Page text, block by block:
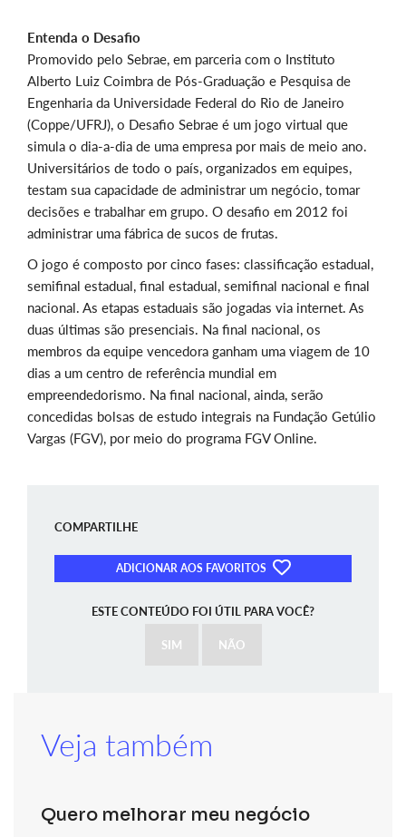
Entenda o Desafio
Promovido pelo Sebrae, em parceria com o Instituto
Alberto Luiz Coimbra de Pós-Graduação e Pesquisa de
Engenharia da Universidade Federal do Rio de Janeiro
(Coppe/UFRJ), o Desafio Sebrae é um jogo virtual que
simula o dia-a-dia de uma empresa por mais de meio ano.
Universitários de todo o país, organizados em equipes,
testam sua capacidade de administrar um negócio, tomar
decisões e trabalhar em grupo. O desafio em 2012 foi
administrar uma fábrica de sucos de frutas.
O jogo é composto por cinco fases: classificação estadual,
semifinal estadual, final estadual, semifinal nacional e final
nacional. As etapas estaduais são jogadas via internet. As
duas últimas são presenciais. Na final nacional, os
membros da equipe vencedora ganham uma viagem de 10
dias a um centro de referência mundial em
empreendedorismo. Na final nacional, ainda, serão
concedidas bolsas de estudo integrais na Fundação Getúlio
Vargas (FGV), por meio do programa FGV Online.
COMPARTILHE
ADICIONAR AOS FAVORITOS
ESTE CONTEÚDO FOI ÚTIL PARA VOCÊ?
SIM NÃO
Veja também
Quero melhorar meu negócio